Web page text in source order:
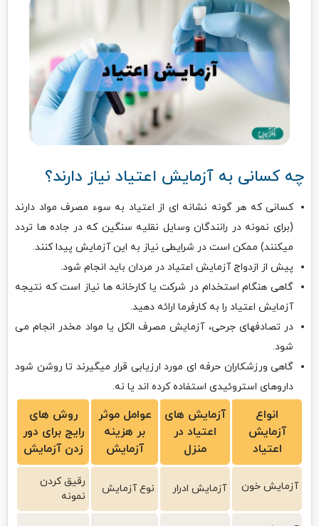
چه کسانی به آزمایش اعتیاد نیاز دارند؟
کسانی که هر گونه نشانه ای از اعتیاد به سوء مصرف مواد دارند
(برای نمونه در رانندگان وسایل نقلیه سنگین که در جاده ها تردد
میکنند) ممکن است در شرایطی نیاز به این آزمایش پیدا کنند.
پیش از ازدواج آزمایش اعتیاد در مردان باید انجام شود.
گاهی هنگام استخدام در شرکت یا کارخانه ها نیاز است که نتیجه
آزمایش اعتیاد را به کارفرما ارائه دهید.
در تصادفهای جرحی، آزمایش مصرف الکل یا مواد مخدر انجام می
شود.
گاهی ورزشکاران حرفه ای مورد ارزیابی قرار میگیرند تا روشن شود
داروهای استروئیدی استفاده کرده اند یا نه.
انواع
آزمایش
اعتیاد
آزمایش های
اعتیاد در
منزل
عوامل موثر
بر هزینه
آزمایش
روش های
رایج برای دور
زدن آزمایش
آزمایش خون آزمایش ادرار نوع آزمایش
رقیق کردن
نمونه